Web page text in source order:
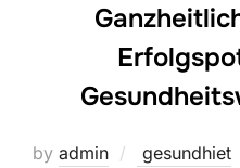
by admin gesundhiet